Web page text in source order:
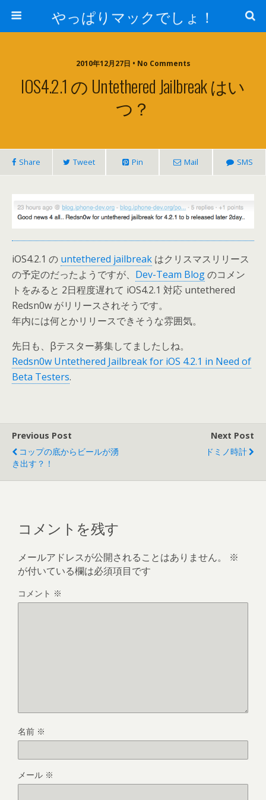
やっぱりマックでしょ！
2010年12月27日 • No Comments
IOS4.2.1 の Untethered Jailbreak はい
つ？
Share Tweet Pin Mail SMS
iOS4.2.1 の untethered jailbreak はクリスマスリリース
の予定のだったようですが、 Dev-Team Blogのコメン
トをみると 2日程度遅れて iOS4.2.1 対応 untethered
Redsn0w がリリースされそうです。
年内には何とかリリースできそうな雰囲気。
先日も、βテスター募集してましたしね。
Redsn0w Untethered Jailbreak for iOS 4.2.1 in Need of
Beta Testers.
Previous Post
コップの底からビールが湧
き出す？！
Next Post
ドミノ時計
コメントを残す
メールアドレスが公開されることはありません。
※
が付いている欄は必須項目です
コメント ※
名前 ※
メール ※